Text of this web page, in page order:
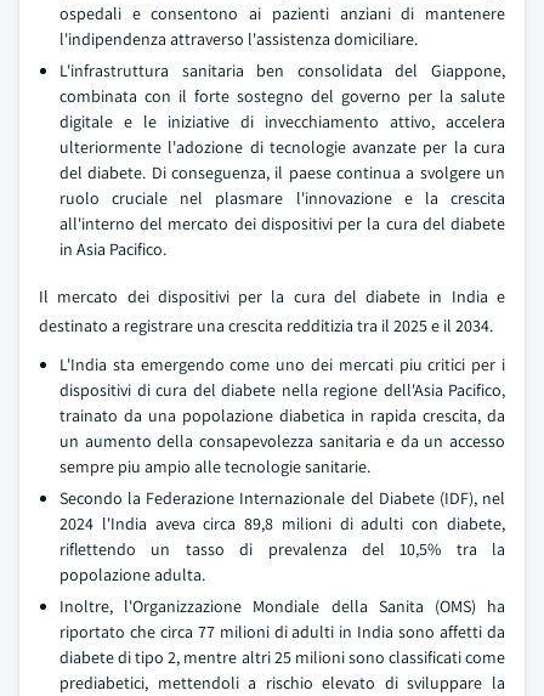
ospedali e consentono ai pazienti anziani di mantenere
l'indipendenza attraverso l'assistenza domiciliare.
L'infrastruttura sanitaria ben consolidata del Giappone,
combinata con il forte sostegno del governo per la salute
digitale e le iniziative di invecchiamento attivo, accelera
ulteriormente l'adozione di tecnologie avanzate per la cura
del diabete. Di conseguenza, il paese continua a svolgere un
ruolo cruciale nel plasmare l'innovazione e la crescita
all'interno del mercato dei dispositivi per la cura del diabete
in Asia Pacifico.
Il mercato dei dispositivi per la cura del diabete in India e
destinato a registrare una crescita redditizia tra il 2025 e il 2034.
L'India sta emergendo come uno dei mercati piu critici per i
dispositivi di cura del diabete nella regione dell'Asia Pacifico,
trainato da una popolazione diabetica in rapida crescita, da
un aumento della consapevolezza sanitaria e da un accesso
sempre piu ampio alle tecnologie sanitarie.
Secondo la Federazione Internazionale del Diabete (IDF), nel
2024 l'India aveva circa 89,8 milioni di adulti con diabete,
riflettendo un tasso di prevalenza del 10,5% tra la
popolazione adulta.
Inoltre, l'Organizzazione Mondiale della Sanita (OMS) ha
riportato che circa 77 milioni di adulti in India sono affetti da
diabete di tipo 2, mentre altri 25 milioni sono classificati come
prediabetici, mettendoli a rischio elevato di sviluppare la